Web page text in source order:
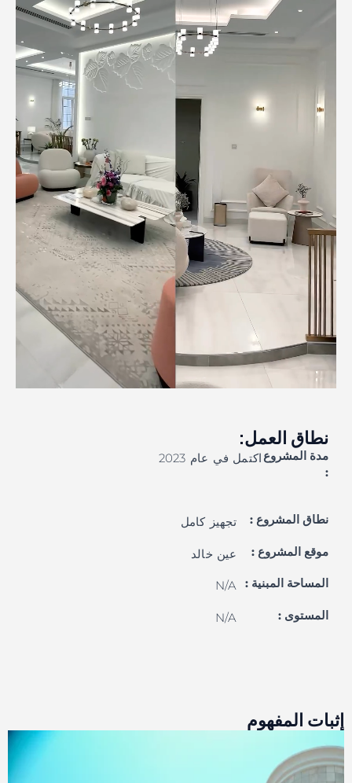
نطاق العمل:
مدة المشروع
:
اكتمل في عام 2023
نطاق المشروع : تجهيز كامل
موقع المشروع : عين خالد
المساحة المبنية : N/A
المستوى : N/A
إثبات المفهوم